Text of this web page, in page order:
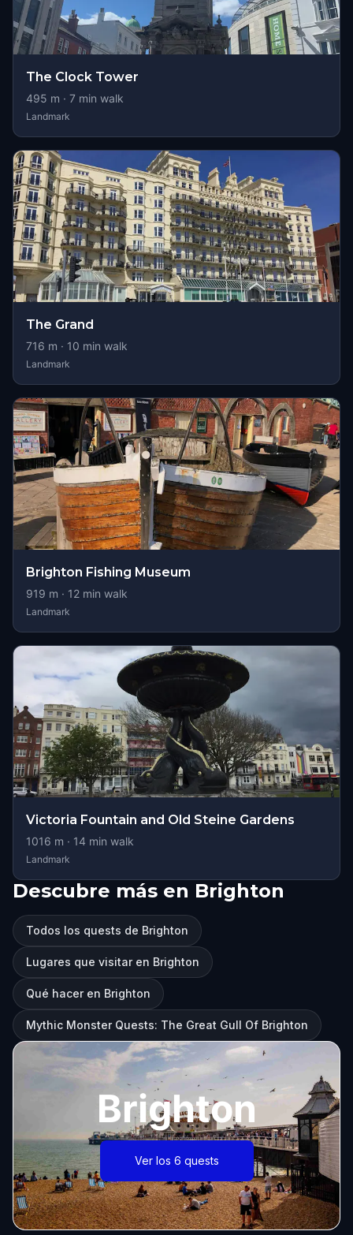
The Clock Tower
495 m · 7 min walk
Landmark
The Grand
716 m · 10 min walk
Landmark
Brighton Fishing Museum
919 m · 12 min walk
Landmark
Victoria Fountain and Old Steine Gardens
1016 m · 14 min walk
Landmark
Descubre más en Brighton
Todos los quests de Brighton
Lugares que visitar en Brighton
Qué hacer en Brighton
Mythic Monster Quests: The Great Gull Of Brighton
Brighton
Ver los 6 quests